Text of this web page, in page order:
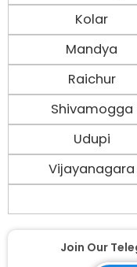
Kolar
Mandya
Raichur
Shivamogga
Udupi
Vijayanagara
Join Our